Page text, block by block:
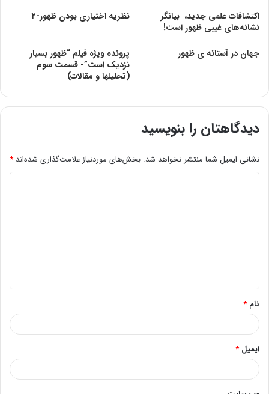
اکتشافات علمی جدید، ‌ بیانگر
نشانه‌های غیبی ظهور است!
نظریه‌ اختیاری‌ بودن‌ ظهور-۲
جهان در آستانه ی ظهور
پرونده ویژه فیلم “ظهور بسیار
نزدیک است”- قسمت سوم
(تحلیلها و مقالات)
دیدگاهتان را بنویسید
نشانی ایمیل شما منتشر نخواهد شد. بخش‌های موردنیاز علامت‌گذاری شده‌اند *
*
نام *
ایمیل *